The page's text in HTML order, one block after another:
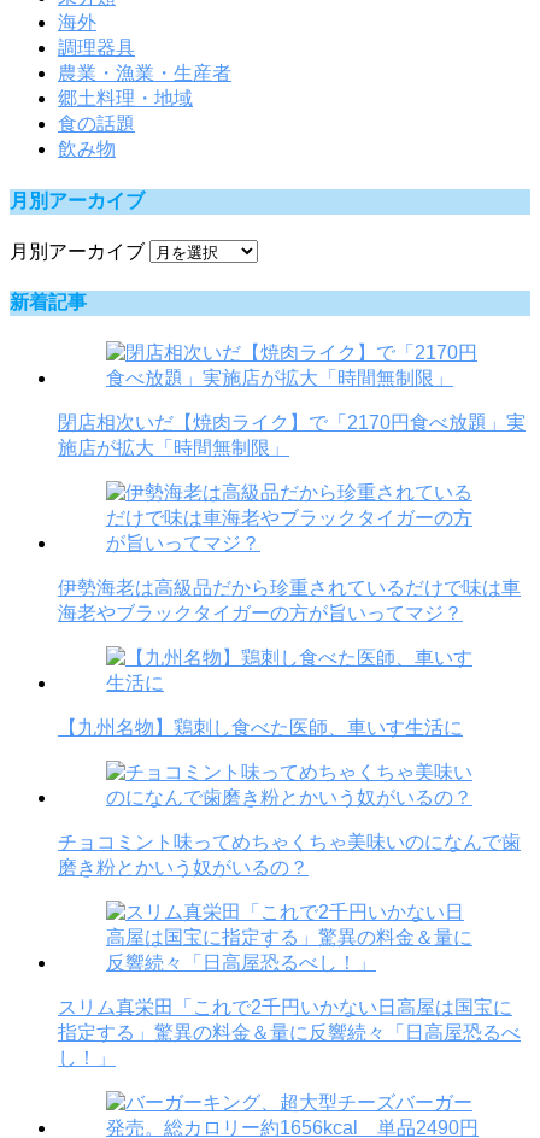
海外
調理器具
農業・漁業・生産者
郷土料理・地域
食の話題
飲み物
月別アーカイブ
月別アーカイブ
新着記事
閉店相次いだ【焼肉ライク】で「2170円食べ放題」実
施店が拡大「時間無制限」
伊勢海老は高級品だから珍重されているだけで味は車
海老やブラックタイガーの方が旨いってマジ？
【九州名物】鶏刺し食べた医師、車いす生活に
チョコミント味ってめちゃくちゃ美味いのになんで歯
磨き粉とかいう奴がいるの？
スリム真栄田「これで2千円いかない日高屋は国宝に
指定する」驚異の料金＆量に反響続々「日高屋恐るべ
し！」